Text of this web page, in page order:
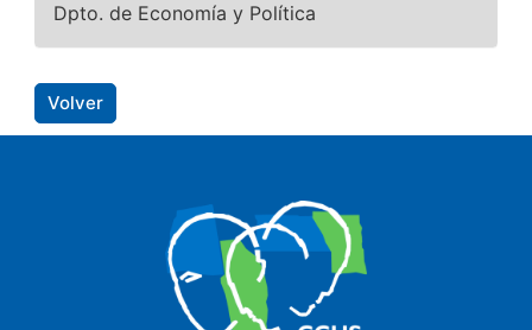
Dpto. de Economía y Política
Volver